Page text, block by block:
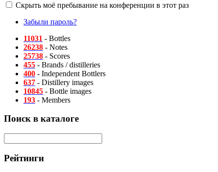
Скрыть моё пребывание на конференции в этот раз
Забыли пароль?
11031 - Bottles
26238 - Notes
25738 - Scores
455 - Brands / distilleries
400 - Independent Bottlers
637 - Distillery images
10845 - Bottle images
193 - Members
Поиск в каталоге
Рейтинги